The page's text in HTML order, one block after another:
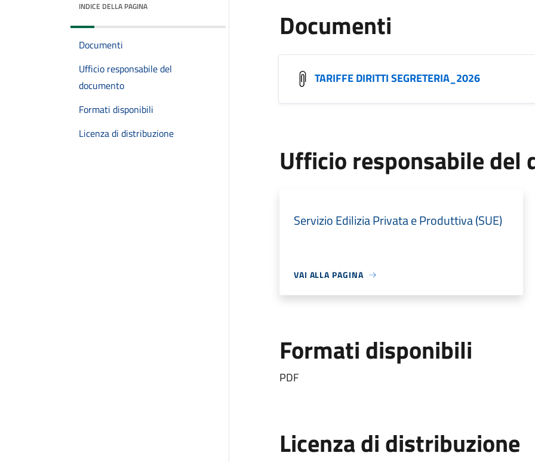
INDICE DELLA PAGINA
Documenti
Ufficio responsabile del
documento
Formati disponibili
Licenza di distribuzione
Documenti
TARIFFE DIRITTI SEGRETERIA_2026
Ufficio responsabile del
Servizio Edilizia Privata e Produttiva (SUE)
VAI ALLA PAGINA
Formati disponibili
PDF
Licenza di distribuzione